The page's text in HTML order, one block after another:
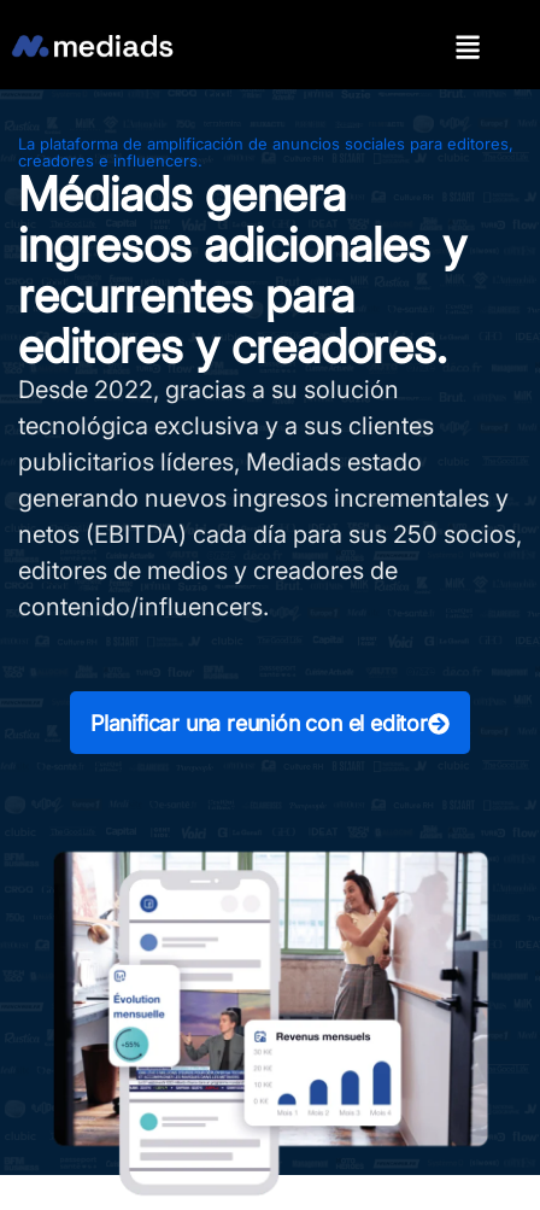
La plataforma de amplificación de anuncios sociales para editores,
creadores e influencers.
Médiads genera
ingresos adicionales y
recurrentes para
editores y creadores.
Desde 2022, gracias a su solución
tecnológica exclusiva y a sus clientes
publicitarios líderes, Mediads estado
generando nuevos ingresos incrementales y
netos (EBITDA) cada día para sus 250 socios,
editores de medios y creadores de
contenido/influencers.
Planificar una reunión con el editor